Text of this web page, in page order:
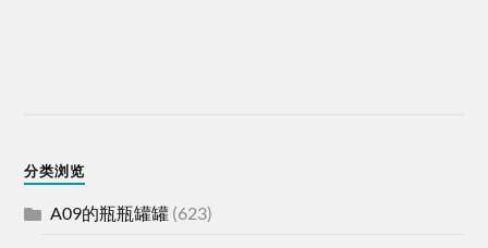
分类浏览
A09的瓶瓶罐罐 (623)